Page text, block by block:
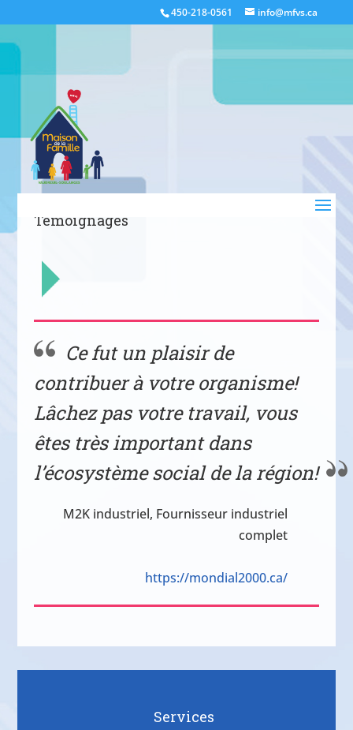
450-218-0561 info@mfvs.ca
Témoignages
Ce fut un plaisir de
contribuer à votre organisme!
Lâchez pas votre travail, vous
êtes très important dans
l’écosystème social de la région!
M2K industriel, Fournisseur industriel
complet
https://mondial2000.ca/
Services